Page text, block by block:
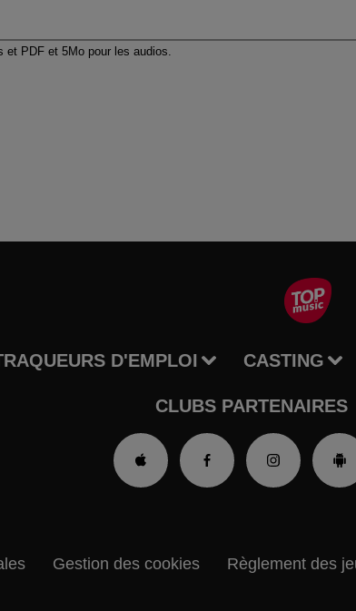
et PDF et 5Mo pour les audios.
D'EMPLOI CASTING
CLUBS PARTENAIRES
Gestion des cookies Règlement des